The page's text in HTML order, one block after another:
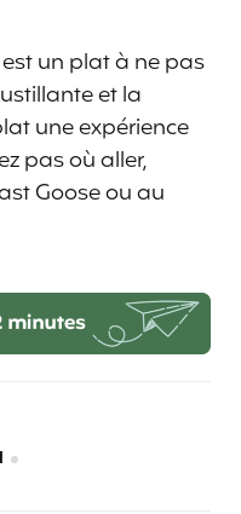
un plat à ne pas
et la
une expérience
pas où aller,
Goose ou au